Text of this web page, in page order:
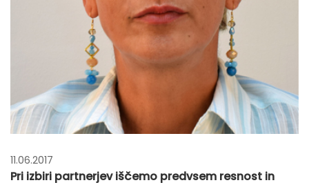
11.06.2017
Pri izbiri partnerjev iščemo predvsem resnost in